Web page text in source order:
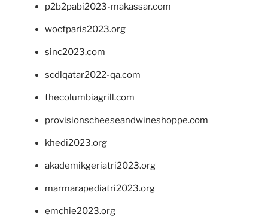
p2b2pabi2023-makassar.com
wocfparis2023.org
sinc2023.com
scdlqatar2022-qa.com
thecolumbiagrill.com
provisionscheeseandwineshoppe.com
khedi2023.org
akademikgeriatri2023.org
marmarapediatri2023.org
emchie2023.org